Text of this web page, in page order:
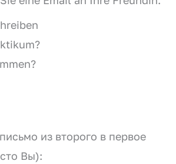
из второго в первое
Вы):